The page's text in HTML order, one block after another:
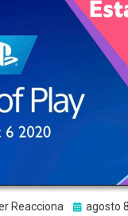
Reacciona
Publicado
agosto